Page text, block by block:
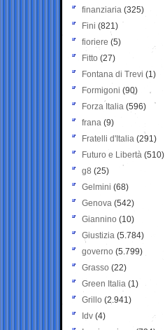
finanziaria (325)
Fini (821)
fioriere (5)
Fitto (27)
Fontana di Trevi (1)
Formigoni (90)
Forza Italia (596)
frana (9)
Fratelli d'Italia (291)
Futuro e Libertà (510)
g8 (25)
Gelmini (68)
Genova (542)
Giannino (10)
Giustizia (5.784)
governo (5.799)
Grasso (22)
Green Italia (1)
Grillo (2.941)
Idv (4)